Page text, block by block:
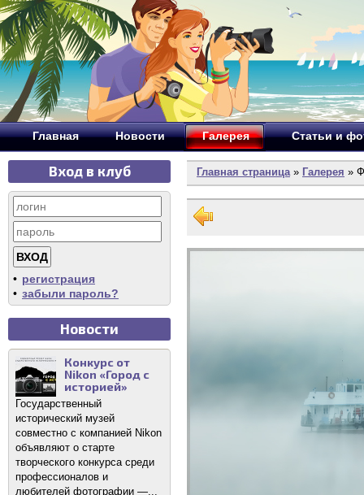
Главная Новости Галерея Статьи и
Вход в клуб
• регистрация
• забыли пароль?
Новости
Конкурс от
Nikon «Город с
историей»
Государственный
исторический музей
совместно с компанией Nikon
объявляют о старте
творческого конкурса среди
профессионалов и
любителей фотографии —...
Главная страница» Галерея »